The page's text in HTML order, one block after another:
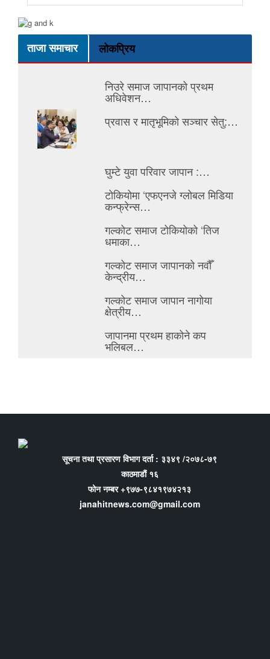
ताजा समाचार लोकप्रिय
निउरे समाज जापानको प्रथम
अधिवेशन…
प्रवास र मातृभूमिको सञ्चार सेतु:…
घुम्टे युवा परिवार जापान :…
टोकियोमा ‘एफएनजे ग्लोबल मिडिया
कन्फ्रेन्स…
गल्कोट समाज टोकियोको ‘तिज
धमाका…
गल्कोट समाज जापानको नवौँ
केन्द्रीय…
गल्कोट समाज जापान नागोया
क्षेत्रीय…
जापानमा प्रथम हाकोने कप
भलिबल…
सूचना तथा प्रसारण विभाग दर्ता : ३३४९ /२०७८-७९
काठमाडौं १६
फोन नम्बर +९७७-९८४१९७४२१३
janahitnews.com@gmail.com